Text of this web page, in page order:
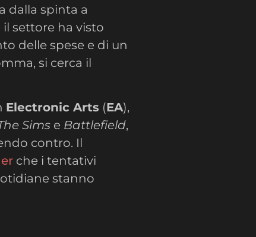
dalla spinta a
settore ha visto
delle spese e di un
si cerca il
Electronic Arts (EA),
Sims e Battlefield,
contro. Il
che i tentativi
stanno